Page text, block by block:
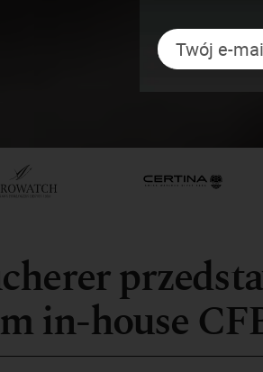
in-house